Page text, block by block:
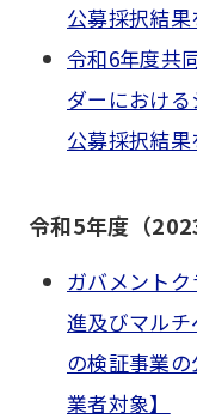
公募採択結果
令和6年度共
ダーにおけ
公募採択結果
令和5年度（
ガバメント
進及びマル
の検証事業
業者対象】